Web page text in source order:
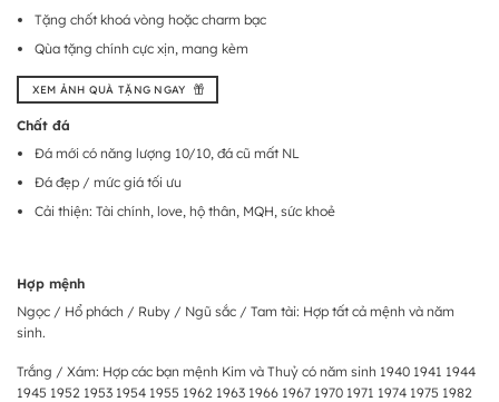
Tặng chốt khoá vòng hoặc charm bạc
Qùa tặng chính cực xịn, mang kèm
XEM ẢNH QUÀ TẶNG NGAY
Chất đá
Đá mới có năng lượng 10/10, đá cũ mất NL
Đá đẹp / mức giá tối ưu
Cải thiện: Tài chính, love, hộ thân, MQH, sức khoẻ
Hợp mệnh
Ngọc / Hổ phách / Ruby / Ngũ sắc / Tam tài: Hợp tất cả mệnh và năm
sinh.
Trắng / Xám: Hợp các bạn mệnh Kim và Thuỷ có năm sinh 1940 1941 1944
1945 1952 1953 1954 1955 1962 1963 1966 1967 1970 1971 1974 1975 1982